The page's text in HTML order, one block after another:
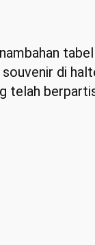
di
telah